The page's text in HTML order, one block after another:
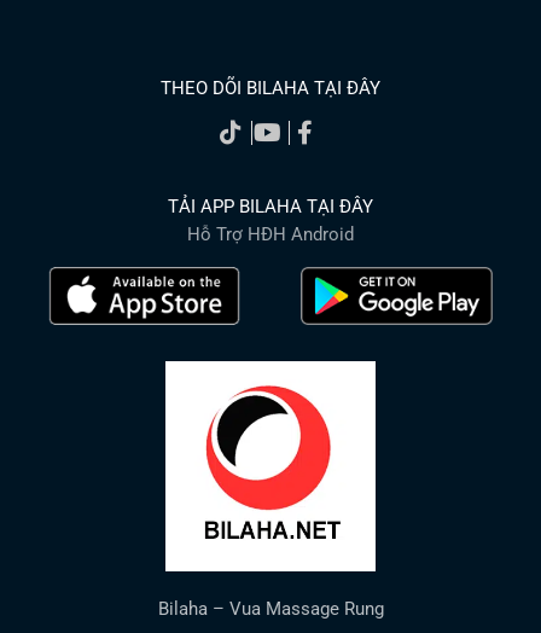
THEO DÕI BILAHA TẠI ĐÂY
TẢI APP BILAHA TẠI ĐÂY
Hỗ Trợ HĐH Android
Bilaha – Vua Massage Rung